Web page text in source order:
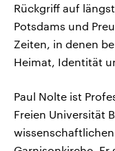
Rückgriff auf
Potsdams und
Zeiten, in denen
Heimat, Identität
Paul Nolte ist
Freien Universität